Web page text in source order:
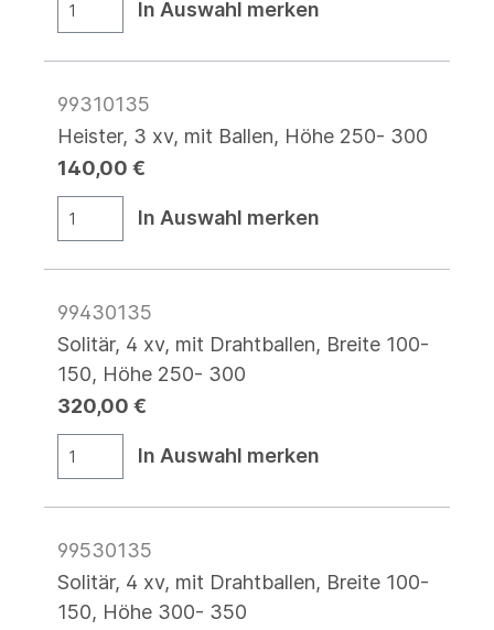
In Auswahl merken
99310135
Heister, 3 xv, mit Ballen, Höhe 250- 300
140,00 €
In Auswahl merken
99430135
Solitär, 4 xv, mit Drahtballen, Breite 100-
150, Höhe 250- 300
320,00 €
In Auswahl merken
99530135
Solitär, 4 xv, mit Drahtballen, Breite 100-
150, Höhe 300- 350